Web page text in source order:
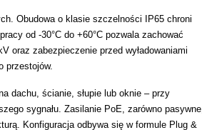
Obudowa o klasie szczelności IP65 chroni
od -30°C do +60°C pozwala zachować
oraz zabezpieczenie przed wyładowaniami
przestojów.
dachu, ścianie, słupie lub oknie – przy
sygnału. Zasilanie PoE, zarówno pasywne,
Konfiguracja odbywa się w formule Plug &